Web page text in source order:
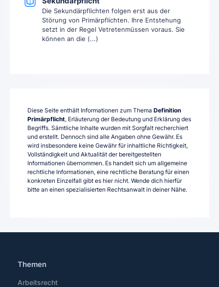
Die Sekundärpflichten folgen erst aus der
Störung von Primärpflichten. Ihre Entstehung
setzt in der Regel Vetretenmüssen voraus. Sie
können an die (...)
Diese Seite enthält Informationen zum Thema Definition
Primärpflicht, Erläuterung der Bedeutung und Erklärung des
Begriffs. Sämtliche Inhalte wurden mit Sorgfalt recherchiert
und erstellt. Dennoch sind alle Angaben ohne Gewähr. Es
wird insbesondere keine Gewähr für inhaltliche Richtigkeit,
Vollständigkeit und Aktualität der bereitgestellten
Informationen übernommen. Es handelt sich um allgemeine
rechtliche Informationen, eine rechtliche Beratung für einen
konkreten Einzelfall gibt es hier nicht. Wende dich hierfür
bitte an einen spezialisierten Rechtsanwalt in deiner Nähe.
Themen
Arbeitsrecht